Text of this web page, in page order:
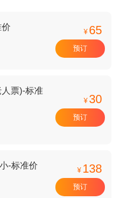
价 ¥ 65
预订
票)-标准
¥30
预订
-标准价 ¥ 138
预订